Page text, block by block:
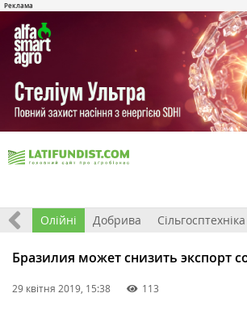
Олійні Добрива Сільгосптехніка
Бразилия может снизить экспорт
29 квітня 2019, 15:38 113